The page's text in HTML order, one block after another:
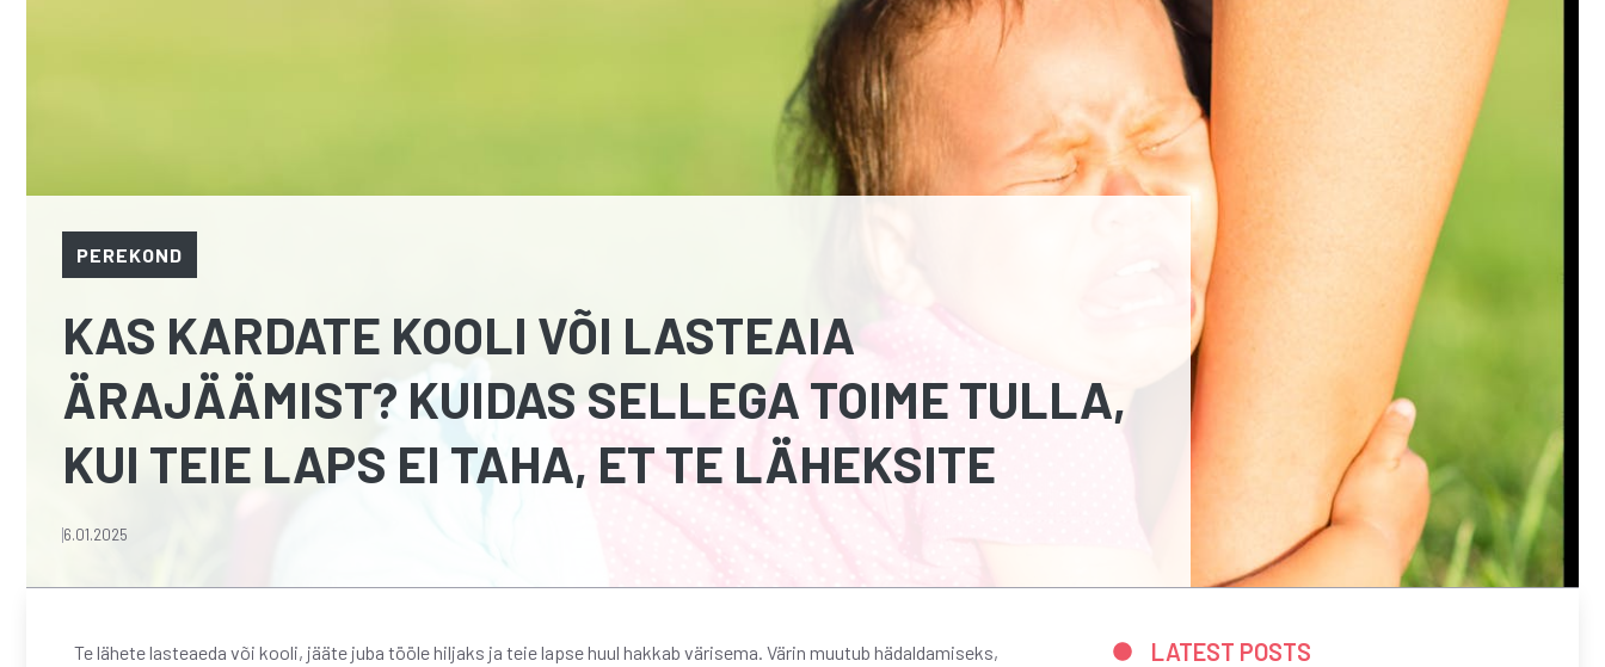
PEREKOND
KAS KARDATE KOOLI VÕI LASTEAIA
ÄRAJÄÄMIST? KUIDAS SELLEGA TOIME TULLA,
KUI TEIE LAPS EI TAHA, ET TE LÄHEKSITE
6.01.2025
Te lähete lasteaeda või kooli, jääte juba tööle hiljaks ja teie lapse huul hakkab värisema. Värin muutub hädaldamiseks,
LATEST POSTS